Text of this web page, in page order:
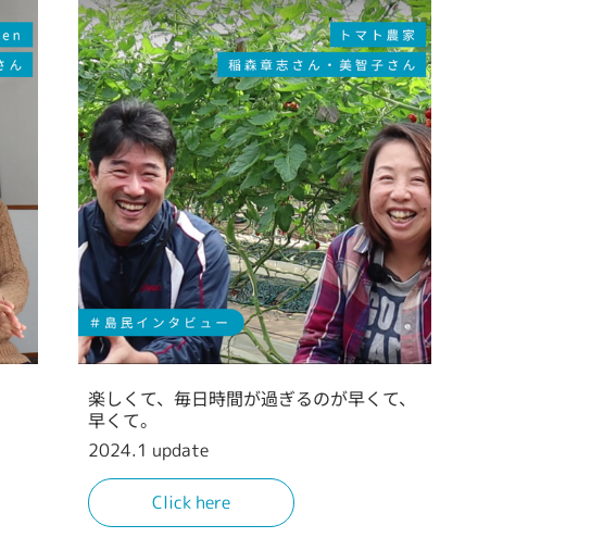
楽しくて、毎日時間が過ぎるのが早くて、
早くて。
2024.1 update
Click here